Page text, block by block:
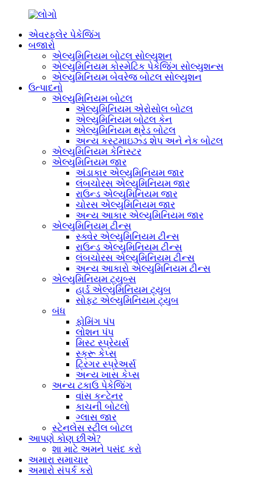
એવરફ્લેર પેકેજિંગ
બજારો
એલ્યુમિનિયમ બોટલ સોલ્યુશન
એલ્યુમિનિયમ કોસ્મેટિક પેકેજિંગ સોલ્યુશન્સ
એલ્યુમિનિયમ બેવરેજ બોટલ સોલ્યુશન
ઉત્પાદનો
એલ્યુમિનિયમ બોટલ
એલ્યુમિનિયમ એરોસોલ બોટલ
એલ્યુમિનિયમ બોટલ કેન
એલ્યુમિનિયમ થ્રેડ બોટલ
અન્ય કસ્ટમાઇઝ્ડ શેપ અને નેક બોટલ
એલ્યુમિનિયમ કેનિસ્ટર
એલ્યુમિનિયમ જાર
અંડાકાર એલ્યુમિનિયમ જાર
લંબચોરસ એલ્યુમિનિયમ જાર
રાઉન્ડ એલ્યુમિનિયમ જાર
ચોરસ એલ્યુમિનિયમ જાર
અન્ય આકાર એલ્યુમિનિયમ જાર
એલ્યુમિનિયમ ટીન્સ
સ્ક્વેર એલ્યુમિનિયમ ટીન્સ
રાઉન્ડ એલ્યુમિનિયમ ટીન્સ
લંબચોરસ એલ્યુમિનિયમ ટીન્સ
અન્ય આકારો એલ્યુમિનિયમ ટીન્સ
એલ્યુમિનિયમ ટ્યુબ્સ
હાર્ડ એલ્યુમિનિયમ ટ્યુબ
સોફ્ટ એલ્યુમિનિયમ ટ્યુબ
બંધ
ફોમિંગ પંપ
લોશન પંપ
મિસ્ટ સ્પ્રેયર્સ
સ્ક્રૂ કેપ્સ
ટ્રિગર સ્પ્રેઅર્સ
અન્ય ખાસ કેપ્સ
અન્ય ટકાઉ પેકેજિંગ
વાંસ કન્ટેનર
કાચની બોટલો
ગ્લાસ જાર
સ્ટેનલેસ સ્ટીલ બોટલ
આપણે કોણ છીએ?
શા માટે અમને પસંદ કરો
અમારા સમાચાર
અમારો સંપર્ક કરો